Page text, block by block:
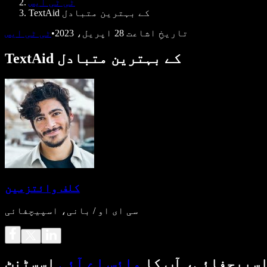
ٹی ٹی ایس
TextAid کے بہترین متبادل
تاریخِ اشاعت 28 اپریل، 2023 • ٹی ٹی ایس
TextAid کے بہترین متبادل
کلف وائتزمین
سی ای او / بانی، اسپیچفائی
آپ کا وائس اے آئی اسسٹنٹ